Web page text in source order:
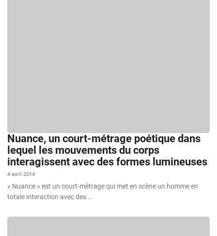
Nuance, un court-métrage poétique dans
lequel les mouvements du corps
interagissent avec des formes lumineuses
4 avril 2014
« Nuance » est un court-métrage qui met en scène un homme en
totale interaction avec des …